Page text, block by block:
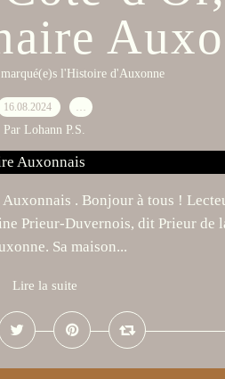
l'Histoire d'Auxonne
16.08.2024 …
Par Lohann P.S.
. Bonjour à tous !
Prieur-Duvernois, dit Prieur de
Sa maison...
Lire la suite